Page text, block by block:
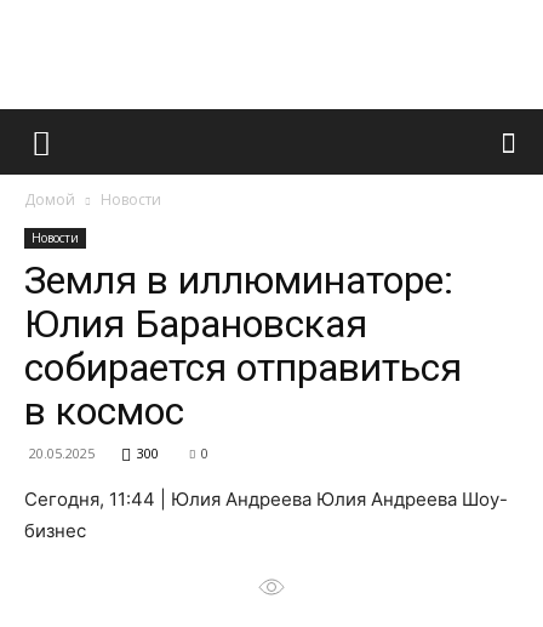
Французский
и
Домой Новости
Новости
Земля в иллюминаторе:
Юлия Барановская
собирается отправиться
в космос
20.05.2025 300 0
Сегодня, 11:44 | Юлия Андреева Юлия Андреева Шоу-
бизнес